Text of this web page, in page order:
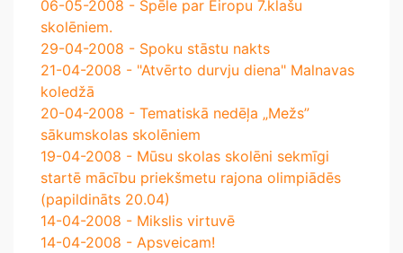
06-05-2008 - Spēle par Eiropu 7.klašu
skolēniem.
29-04-2008 - Spoku stāstu nakts
21-04-2008 - "Atvērto durvju diena" Malnavas
koledžā
20-04-2008 - Tematiskā nedēļa „Mežs”
sākumskolas skolēniem
19-04-2008 - Mūsu skolas skolēni sekmīgi
startē mācību priekšmetu rajona olimpiādēs
(papildināts 20.04)
14-04-2008 - Mikslis virtuvē
14-04-2008 - Apsveicam!